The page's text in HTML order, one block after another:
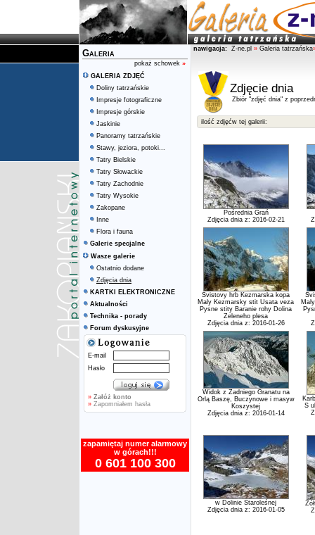
Galeria
pokaż schowek »
GALERIA ZDJĘĆ
Doliny tatrzańskie
Impresje fotograficzne
Impresje górskie
Jaskinie
Panoramy tatrzańskie
Stawy, jeziora, potoki...
Tatry Bielskie
Tatry Słowackie
Tatry Zachodnie
Tatry Wysokie
Zakopane
Inne
Flora i fauna
Galerie specjalne
Wasze galerie
Ostatnio dodane
Zdjęcia dnia
KARTKI ELEKTRONICZNE
Aktualności
Technika - porady
Forum dyskusyjne
E-mail
Hasło
» Załóż konto
» Zapomniałem hasła
zapamiętaj numer alarmowy
w górach!!!
0 601 100 300
nawigacja: Z-ne.pl » Galeria tatrzańska
Zdjęcie dnia
Zbiór "zdjęć dnia" z
ilość zdjęćw tej galerii:
Pośrednia Grań
Zdjęcia dnia z: 2016-02-21
Svistovy hrb Kezmarska kopa
Maly Kezmarsky stit Usata veza
Pysne stity Baranie rohy Dolina
Zeleneho plesa
Zdjęcia dnia z: 2016-01-26
Widok z Zadniego Granatu na
Orlą Baszę, Buczynowe i masyw
Koszystej
Zdjęcia dnia z: 2016-01-14
S
w Dolinie Staroleśnej
Zdjęcia dnia z: 2016-01-05